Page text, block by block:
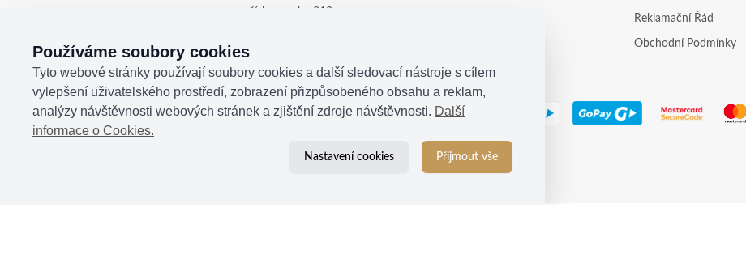
Reklamační Řád
Obchodní Podmínky
Používáme soubory cookies
Tyto webové stránky používají soubory cookies a další sledovací nástroje s cílem
vylepšení uživatelského prostředí, zobrazení přizpůsobeného obsahu a reklam,
analýzy návštěvnosti webových stránek a zjištění zdroje návštěvnosti. Další
informace o Cookies.
Nastavení cookies Přijmout vše